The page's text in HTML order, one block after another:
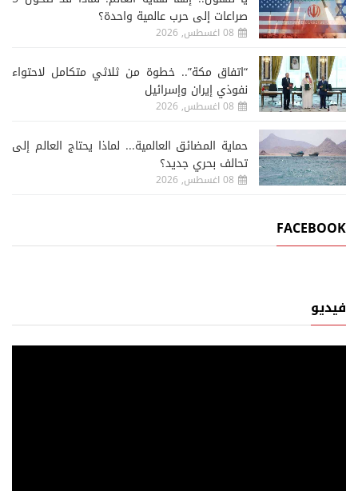
صراعات إلى حرب عالمية واحدة؟
08 اغسطس, 2026
“اتفاق مكة”.. خطوة من ثلاثي متكامل لاحتواء
نفوذي إيران وإسرائيل
08 اغسطس, 2026
حماية المضائق العالمية... لماذا يحتاج العالم إلى
تحالف بحري جديد؟
08 اغسطس, 2026
FACEBOOK
فيديو